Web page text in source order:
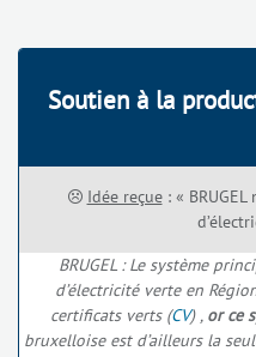
Soutien à la
Idée reçue: «
BRUGEL : Le système
d’électricité verte en
certificats verts (CV) , or ce
bruxelloise est d’ailleurs la